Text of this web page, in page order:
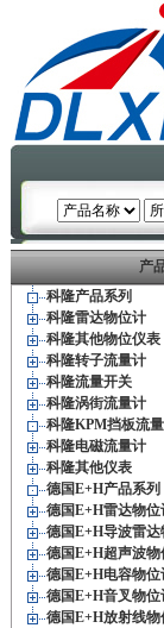
产
科隆产品系列
科隆雷达物位计
科隆其他物位仪表
科隆转子流量计
科隆流量开关
科隆涡街流量计
科隆KPM挡板流
科隆电磁流量计
科隆其他仪表
德国E+H产品系列
德国E+H雷达物位
德国E+H导波雷达
德国E+H超声波物
德国E+H电容物位
德国E+H音叉物位
德国E+H放射线物